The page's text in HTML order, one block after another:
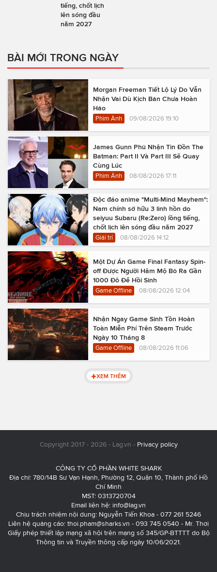
tiếng, chốt lịch
lên sóng đầu
năm 2027
BÀI MỚI TRONG NGÀY
Morgan Freeman Tiết Lộ Lý Do Vẫn
Nhận Vai Dù Kịch Bản Chưa Hoàn
Hảo
Phim Ảnh 09/08/2026 19:10
James Gunn Phủ Nhận Tin Đồn The
Batman: Part II Và Part III Sẽ Quay
Cùng Lúc
Phim Ảnh 08/08/2026 17:11
Độc đáo anime "Multi-Mind Mayhem":
Nam chính sở hữu 3 linh hồn do
seiyuu Subaru (Re:Zero) lồng tiếng,
chốt lịch lên sóng đầu năm 2027
Giải trí 08/08/2026 14:12
Một Dự Án Game Final Fantasy Spin-
off Được Người Hâm Mộ Bỏ Ra Gần
1000 Đô Để Hồi Sinh
Game Offline 08/08/2026 12:04
Nhận Ngay Game Sinh Tồn Hoàn
Toàn Miễn Phí Trên Steam Trước
Ngày 10 Tháng 8
Game Offline 08/08/2026 11:06
XEM THÊM
Copyright 2017 - 2026 - Lag.vn - Privacy policy
CÔNG TY CỔ PHẦN WHITE SHARK
Địa chỉ: 780/14B Sư Vạn Hạnh, Phường 12, Quận 10, Thành phố Hồ
Chí Minh
MST: 0313720704
Email liên hệ: info@lag.vn
Chịu trách nhiệm nội dung: Nguyễn Tiến Khoa - 077 261 5246
Liên hệ quảng cáo: thoi.pham@sharks.vn - 093 745 0540 - Mr. Thơi
Giấy phép thiết lập mạng xã hội trên mạng số 345/GP-BTTTT do Bộ
Thông tin và Truyền thông cấp ngày 10/06/2021.